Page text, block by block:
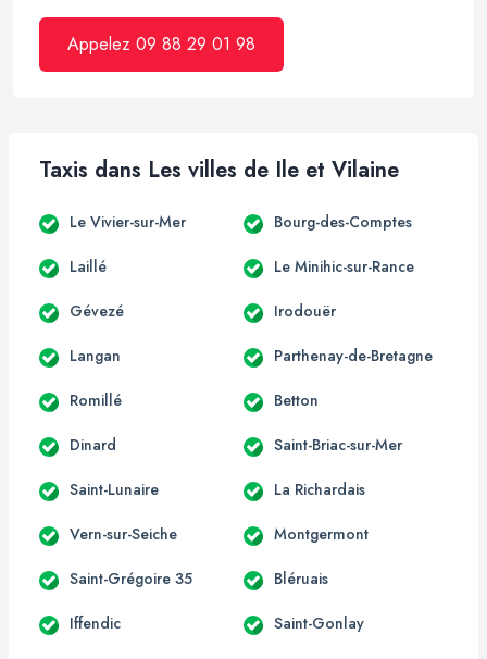
Appelez 09 88 29 01 98
Taxis dans Les villes de Ile et Vilaine
Le Vivier-sur-Mer Bourg-des-Comptes
Laillé Le Minihic-sur-Rance
Gévezé Irodouër
Langan Parthenay-de-Bretagne
Romillé Betton
Dinard Saint-Briac-sur-Mer
Saint-Lunaire La Richardais
Vern-sur-Seiche Montgermont
Saint-Grégoire 35 Bléruais
Iffendic Saint-Gonlay